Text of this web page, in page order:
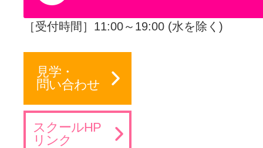
［受付時間］11:00～19:00 (水を除く)
見学・
問い合わせ
スクールHP
リンク